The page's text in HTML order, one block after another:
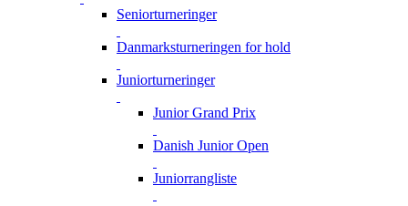
Seniorturneringer
Danmarksturneringen for hold
Juniorturneringer
Junior Grand Prix
Danish Junior Open
Juniorrangliste